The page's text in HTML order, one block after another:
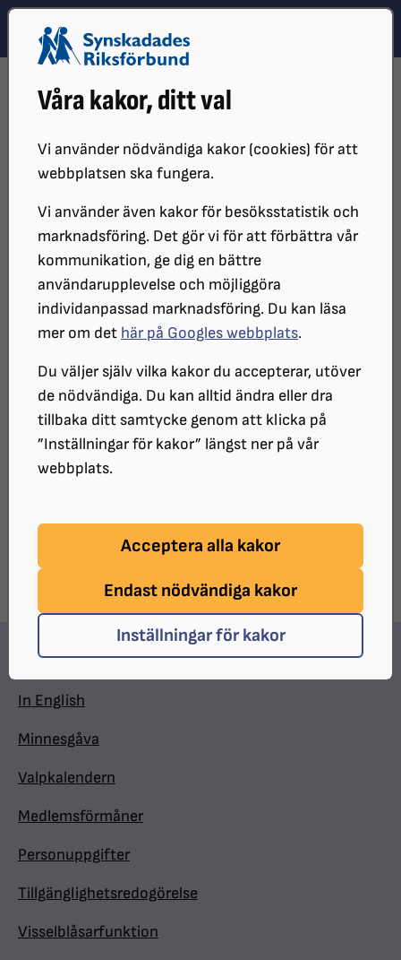
Våra kakor, ditt val
Vi använder nödvändiga kakor (cookies) för att
webbplatsen ska fungera.
Vi använder även kakor för besöksstatistik och
marknadsföring. Det gör vi för att förbättra vår
kommunikation, ge dig en bättre
användarupplevelse och möjliggöra
individanpassad marknadsföring. Du kan läsa
mer om det här på Googles webbplats.
Du väljer själv vilka kakor du accepterar, utöver
de nödvändiga. Du kan alltid ändra eller dra
tillbaka ditt samtycke genom att klicka på
”Inställningar för kakor” längst ner på vår
webbplats.
Acceptera alla kakor
Endast nödvändiga kakor
Inställningar för kakor
Hoppa till innehåll
Hoppa till hitta snabbt
DISTRIKT
SRF STOCKHOLM GOTLAND
Kalendarium för SRF Attunda
-Till sidan "SRF Attunda" -Till sidan "Lokalföreningar
-Till SRF Stockholm Gotlands startsida
Alla
Filtrera
Det finns inga kalenderhändelser.
Hitta snabbt
In English
Minnesgåva
Valpkalendern
Medlemsförmåner
Personuppgifter
Tillgänglighetsredogörelse
Visselblåsarfunktion